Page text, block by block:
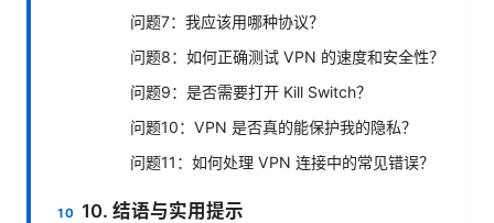
问题7：我应该用哪种协议？
问题8：如何正确测试 VPN 的速度和安全性？
问题9：是否需要打开 Kill Switch？
问题10：VPN 是否真的能保护我的隐私？
问题11：如何处理 VPN 连接中的常见错误？
10. 结语与实用提示